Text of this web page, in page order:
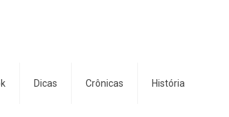
Dicas Crônicas História